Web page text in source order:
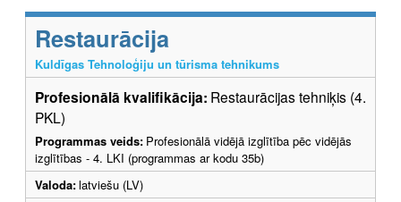
Restaurācija
Kuldīgas Tehnoloģiju un tūrisma tehnikums
Profesionālā kvalifikācija: Restaurācijas tehniķis (4.
PKL)
Programmas veids: Profesionālā vidējā izglītība pēc vidējās
izglītības - 4. LKI (programmas ar kodu 35b)
Valoda:latviešu (LV)